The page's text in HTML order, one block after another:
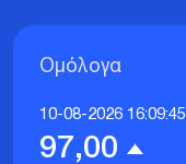
Ομόλογα
10-08-2026 16:09:45
97,00